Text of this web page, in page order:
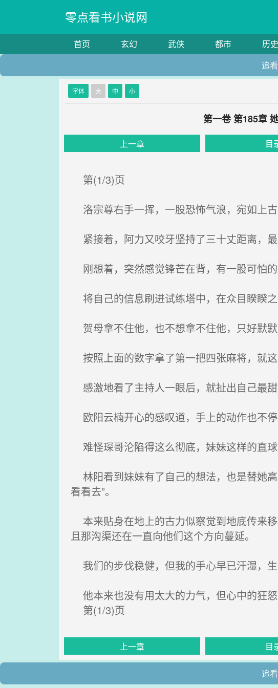
零点看书小说网
首页 玄幻 武侠 都市 历史
追
字体 大 中 小
第一卷 第185章
上一章 目
第(1/3)页
洛宗尊右手一挥，一股恐怖气浪，宛如上
紧接着，阿力又咬牙坚持了三十丈距离，最
刚想着，突然感觉锋芒在背，有一股可怕的
将自己的信息刷进试练塔中，在众目睽睽之
贺母拿不住他，也不想拿不住他，只好默
按照上面的数字拿了第一把四张麻将，就
感激地看了主持人一眼后，就扯出自己最甜
欧阳云楠开心的感叹道，手上的动作也不
难怪琛哥沦陷得这么彻底，妹妹这样的直球
林阳看到妹妹有了自己的想法，也是替她
看看去”。
本来贴身在地上的古力似察觉到地底传来
且那沟渠还在一直向他们这个方向蔓延。
我们的步伐稳健，但我的手心早已汗湿，生
他本来也没有用太大的力气，但心中的狂怒
第(1/3)页
上一章 目
追